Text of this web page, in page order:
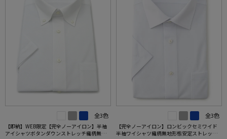
全3色
【即納】WEB限定【完全ノーアイロン】半袖
アイシャツボタンダウンストレッチ織柄無地i-
全3色
【完全ノーアイロン】ロンビックセミワイド
半袖ワイシャツ織柄無地形態安定ストレッチ